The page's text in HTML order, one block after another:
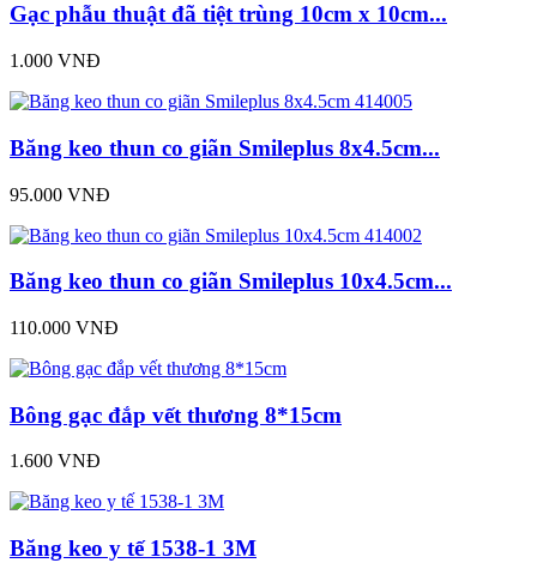
Gạc phẫu thuật đã tiệt trùng 10cm x 10cm...
1.000 VNĐ
Băng keo thun co giãn Smileplus 8x4.5cm...
95.000 VNĐ
Băng keo thun co giãn Smileplus 10x4.5cm...
110.000 VNĐ
Bông gạc đắp vết thương 8*15cm
1.600 VNĐ
Băng keo y tế 1538-1 3M